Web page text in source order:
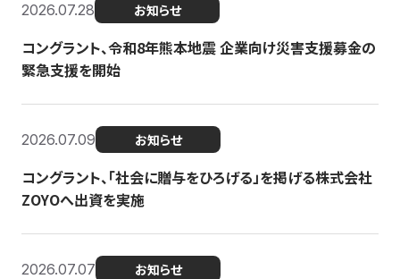
2026.07.28 お知らせ
コングラント、令和8年熊本地震 企業向け災害支援募金の
緊急支援を開始
2026.07.09 お知らせ
コングラント、「社会に贈与をひろげる」を掲げる株式会社
ZOYOへ出資を実施
2026.07.07 お知らせ